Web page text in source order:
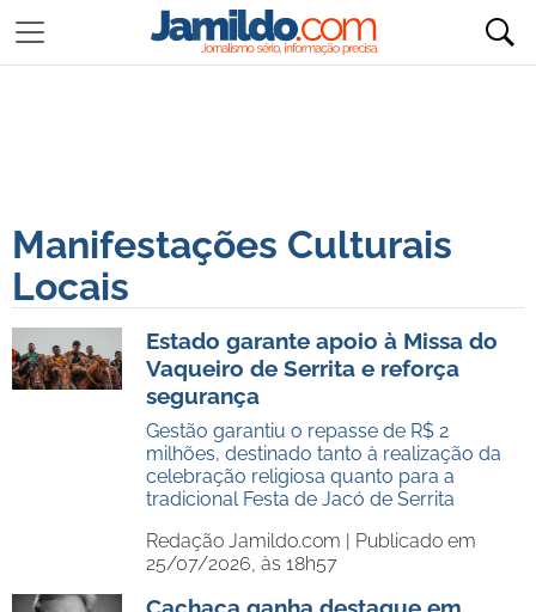
Manifestações Culturais
Locais
Estado garante apoio à Missa do
Vaqueiro de Serrita e reforça
segurança
Gestão garantiu o repasse de R$ 2
milhões, destinado tanto à realização da
celebração religiosa quanto para a
tradicional Festa de Jacó de Serrita
Redação Jamildo.com | Publicado em
25/07/2026, às 18h57